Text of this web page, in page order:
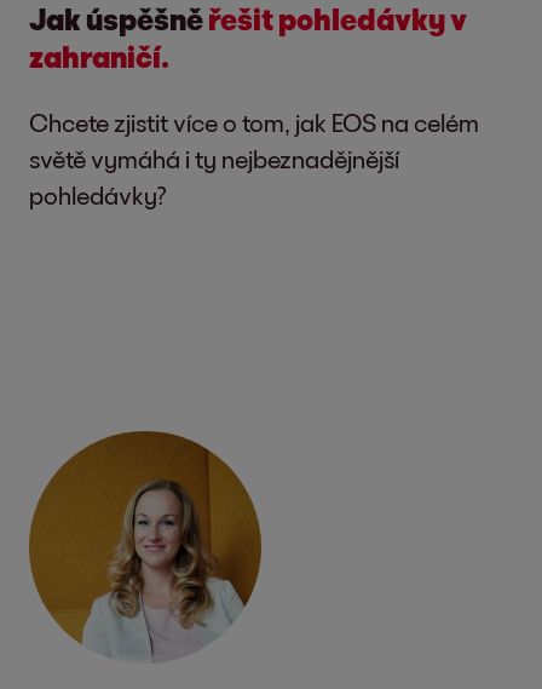
Jak úspěšněřešit pohledávky v
zahraničí.
Chcete zjistit více o tom, jak EOS na celém
světě vymáhá i ty nejbeznadějnější
pohledávky?